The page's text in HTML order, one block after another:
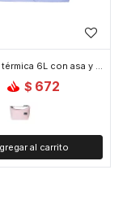
Lunchera térmica 6L con asa y correa para colgar 23x14x20cm - Lila
$ 672